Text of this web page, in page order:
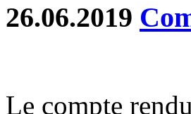
26.06.2019
Le compte